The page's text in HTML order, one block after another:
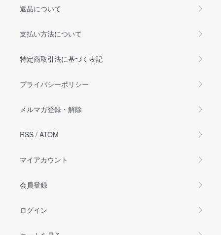
返品について
支払い方法について
特定商取引法に基づく表記
プライバシーポリシー
メルマガ登録・解除
RSS / ATOM
マイアカウント
会員登録
ログイン